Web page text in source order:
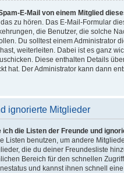
E-Mail von einem Mitglied
zu hören. Das E-Mail-Formular
die Benutzer, die solche
Du solltest einem Administrator
weiterleiten. Dabei ist es ganz
Diese enthalten Details
hat. Der Administrator kann dann
ignorierte Mitglieder
ich die Listen der Freunde und
Listen benutzen, um andere
die du deiner Freundesliste
Bereich für den schnellen
und kannst ihnen schnell